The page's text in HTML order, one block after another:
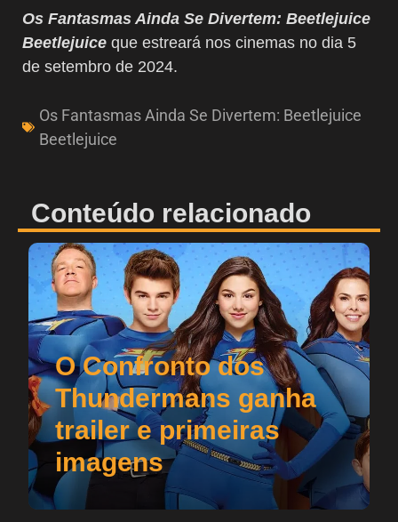
Os Fantasmas Ainda Se Divertem: Beetlejuice
Beetlejuice que estreará nos cinemas no dia 5
de setembro de 2024.
Os Fantasmas Ainda Se Divertem: Beetlejuice
Beetlejuice
Conteúdo relacionado
O Confronto dos
Thundermans ganha
trailer e primeiras
imagens